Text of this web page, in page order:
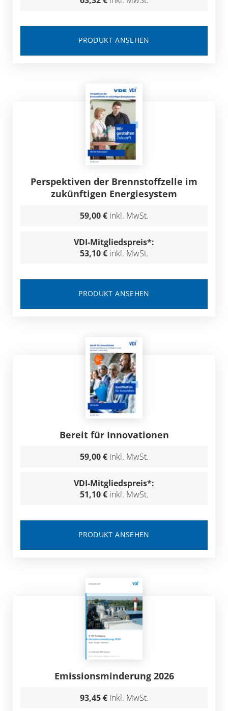
PRODUKT ANSEHEN
Perspektiven der Brennstoffzelle im
zukünftigen Energiesystem
59,00 € inkl. MwSt.
VDI-Mitgliedspreis*:
53,10 € inkl. MwSt.
PRODUKT ANSEHEN
Bereit für Innovationen
59,00 € inkl. MwSt.
VDI-Mitgliedspreis*:
51,10 € inkl. MwSt.
PRODUKT ANSEHEN
Emissionsminderung 2026
93,45 € inkl. MwSt.